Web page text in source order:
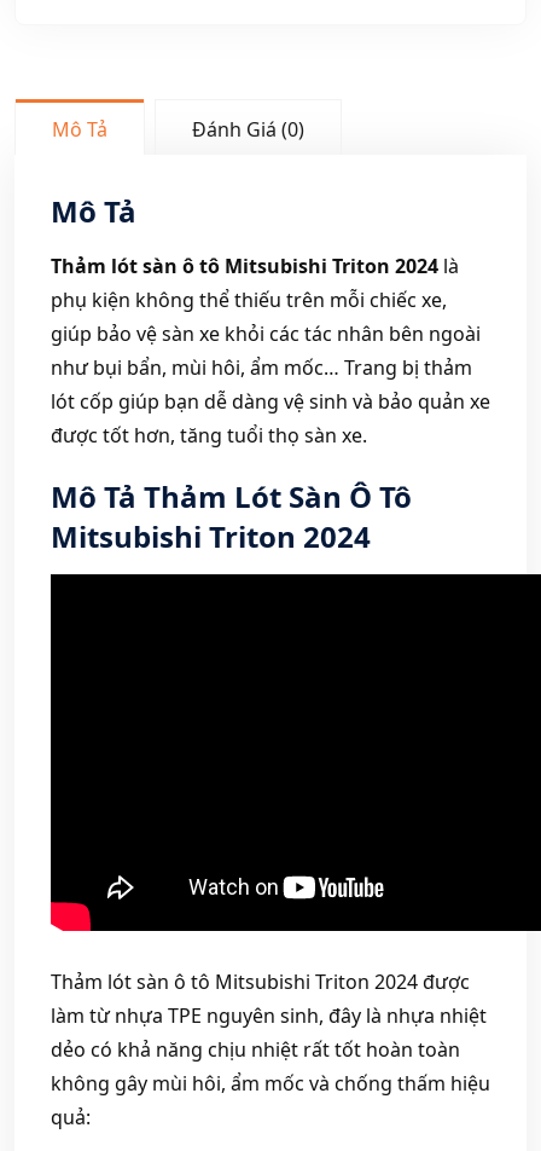
Mô Tả Đánh Giá (0)
Mô Tả
Thảm lót sàn ô tô Mitsubishi Triton 2024 là
phụ kiện không thể thiếu trên mỗi chiếc xe,
giúp bảo vệ sàn xe khỏi các tác nhân bên ngoài
như bụi bẩn, mùi hôi, ẩm mốc… Trang bị thảm
lót cốp giúp bạn dễ dàng vệ sinh và bảo quản xe
được tốt hơn, tăng tuổi thọ sàn xe.
Mô Tả Thảm Lót Sàn Ô Tô
Mitsubishi Triton 2024
Thảm lót sàn ô tô Mitsubishi Triton 2024 được
làm từ nhựa TPE nguyên sinh, đây là nhựa nhiệt
dẻo có khả năng chịu nhiệt rất tốt hoàn toàn
không gây mùi hôi, ẩm mốc và chống thấm hiệu
quả: